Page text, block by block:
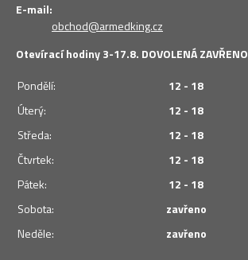
E-mail:
obchod@armedking.cz
Otevírací hodiny 3-17.8. DOVOLENÁ ZAVŘENO
Pondělí:
12 - 18
Úterý:
12 - 18
Středa:
12 - 18
Čtvrtek:
12 - 18
Pátek:
12 - 18
Sobota:
zavřeno
Neděle:
zavřeno